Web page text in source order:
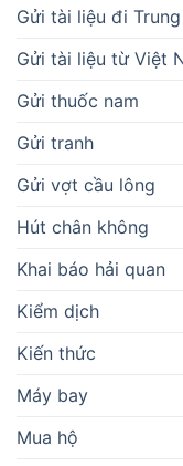
Gửi tài liệu đi
Gửi tài liệu từ Việt
Gửi thuốc nam
Gửi tranh
Gửi vợt cầu lông
Hút chân không
Khai báo hải quan
Kiểm dịch
Kiến thức
Máy bay
Mua hộ